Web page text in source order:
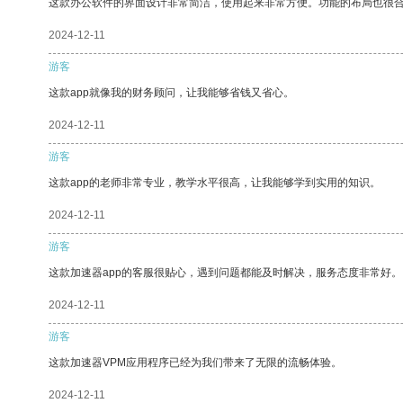
这款办公软件的界面设计非常简洁，使用起来非常方便。功能的布局也很
2024-12-11
游客
这款app就像我的财务顾问，让我能够省钱又省心。
2024-12-11
游客
这款app的老师非常专业，教学水平很高，让我能够学到实用的知识。
2024-12-11
游客
这款加速器app的客服很贴心，遇到问题都能及时解决，服务态度非常好。
2024-12-11
游客
这款加速器VPM应用程序已经为我们带来了无限的流畅体验。
2024-12-11